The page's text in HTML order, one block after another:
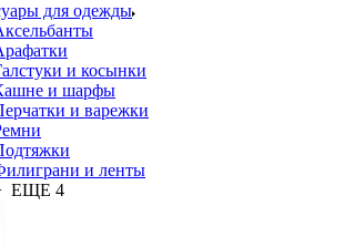
для одежды
и косынки
и шарфы
и варежки
и ленты
ЕЩЕ 4